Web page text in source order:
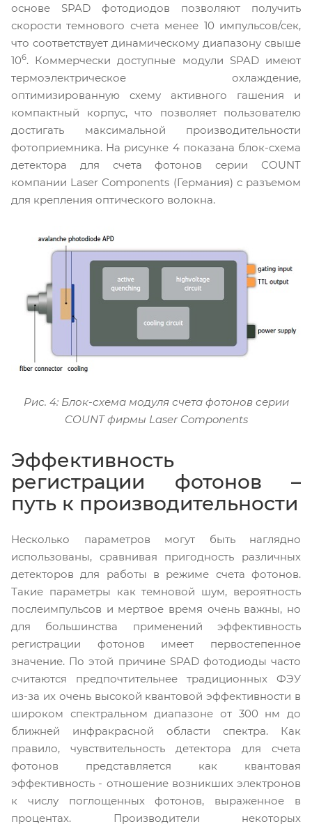
основе SPAD фотодиодов позволяют получить
скорости темнового счета менее 10 импульсов/сек,
что соответствует динамическому диапазону свыше
106. Коммерчески доступные модули SPAD имеют
термоэлектрическое охлаждение,
оптимизированную схему активного гашения и
компактный корпус, что позволяет пользователю
достигать максимальной производительности
фотоприемника. На рисунке 4 показана блок-схема
детектора для счета фотонов серии COUNT
компании Laser Components (Германия) с разъемом
для крепления оптического волокна.
Рис. 4: Блок-схема модуля счета фотонов серии
COUNT фирмы Laser Components
Эффективность
регистрации фотонов –
путь к производительности
Несколько параметров могут быть наглядно
использованы, сравнивая пригодность различных
детекторов для работы в режиме счета фотонов.
Такие параметры как темновой шум, вероятность
послеимпульсов и мертвое время очень важны, но
для большинства применений эффективность
регистрации фотонов имеет первостепенное
значение. По этой причине SPAD фотодиоды часто
считаются предпочтительнее традиционных ФЭУ
из-за их очень высокой квантовой эффективности в
широком спектральном диапазоне от 300 нм до
ближней инфракрасной области спектра. Как
правило, чувствительность детектора для счета
фотонов представляется как квантовая
эффективность - отношение возникших электронов
к числу поглощенных фотонов, выраженное в
процентах. Производители некоторых